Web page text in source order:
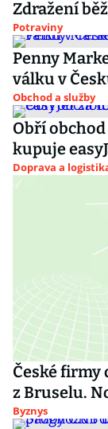
Zdražení
Potraviny
Penny
válku v
Obchod a služby
Obří
kupuje
Doprava a
České firmy
z Bruselu.
Byznys